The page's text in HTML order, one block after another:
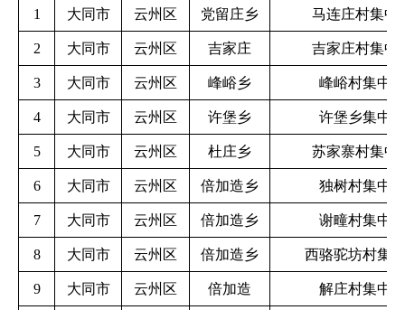
1 大同市 云州区 党留庄乡 马连庄村集中
2 大同市 云州区 吉家庄 吉家庄村集中
3 大同市 云州区 峰峪乡 峰峪村集中
4 大同市 云州区 许堡乡 许堡乡集中
5 大同市 云州区 杜庄乡 苏家寨村集中
6 大同市 云州区 倍加造乡 独树村集中
7 大同市 云州区 倍加造乡 谢疃村集中
8 大同市 云州区 倍加造乡 西骆驼坊村集
9 大同市 云州区 倍加造 解庄村集中